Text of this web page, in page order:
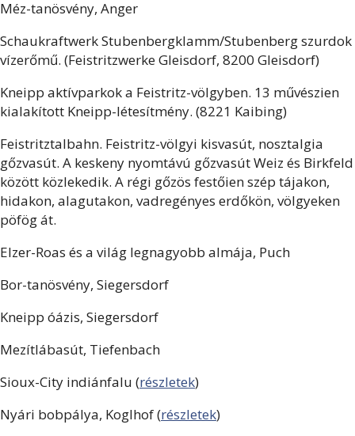
Méz-tanösvény, Anger
Schaukraftwerk Stubenbergklamm/Stubenberg szurdok
vízerőmű. (Feistritzwerke Gleisdorf, 8200 Gleisdorf)
Kneipp aktívparkok a Feistritz-völgyben. 13 művészien
kialakított Kneipp-létesítmény. (8221 Kaibing)
Feistritztalbahn. Feistritz-völgyi kisvasút, nosztalgia
gőzvasút. A keskeny nyomtávú gőzvasút Weiz és Birkfeld
között közlekedik. A régi gőzös festőien szép tájakon,
hidakon, alagutakon, vadregényes erdőkön, völgyeken
pöfög át.
Elzer-Roas és a világ legnagyobb almája, Puch
Bor-tanösvény, Siegersdorf
Kneipp óázis, Siegersdorf
Mezítlábasút, Tiefenbach
Sioux-City indiánfalu (részletek)
Nyári bobpálya, Koglhof (részletek)